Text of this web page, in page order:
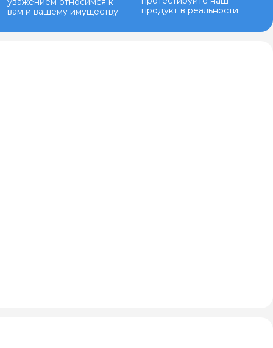
вам и вашему имуществу
продукт в реальности